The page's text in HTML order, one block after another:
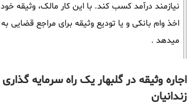
نیازمند درآمد کسب کند. با این کار مالک، وثیقه خود
اخذ وام بانکی و یا تودیع وثیقه برای مراجع قضایی به
میدهد .
اجاره وثیقه در گلبهار یک راه سرمایه
زندانیان